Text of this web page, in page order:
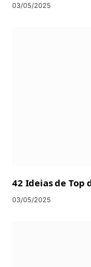
03/05/2025
42 Ideias de Top
03/05/2025